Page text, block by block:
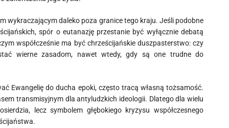
wykraczającym daleko poza granice tego kraju. Jeśli podobne
spór o eutanazję przestanie być wyłącznie debatą
współcześnie ma być chrześcijańskie duszpasterstwo: czy
wierne zasadom, nawet wtedy, gdy są one trudne do
Ewangelię do ducha epoki, często tracą własną tożsamość.
transmisyjnym dla antyludzkich ideologii. Dlatego dla wielu
lecz symbolem głębokiego kryzysu współczesnego